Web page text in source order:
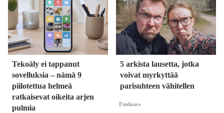
Tekoäly ei tappanut
sovelluksia – nämä 9
piilotettua helmeä
ratkaisevat oikeita arjen
pulmia
5 arkista lausetta, jotka
voivat myrkyttää
parisuhteen vähitellen
Findance